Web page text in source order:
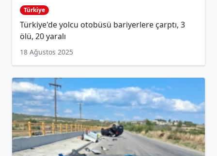
Türkiye
Türkiye'de yolcu otobüsü bariyerlere çarptı, 3
ölü, 20 yaralı
18 Ağustos 2025